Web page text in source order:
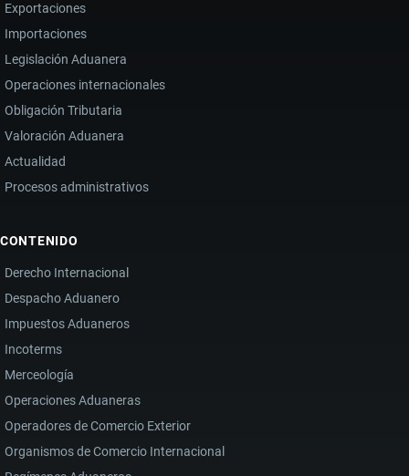
Exportaciones
Importaciones
Legislación Aduanera
Operaciones internacionales
Obligación Tributaria
Valoración Aduanera
Actualidad
Procesos administrativos
CONTENIDO
Derecho Internacional
Despacho Aduanero
Impuestos Aduaneros
Incoterms
Merceología
Operaciones Aduaneras
Operadores de Comercio Exterior
Organismos de Comercio Internacional